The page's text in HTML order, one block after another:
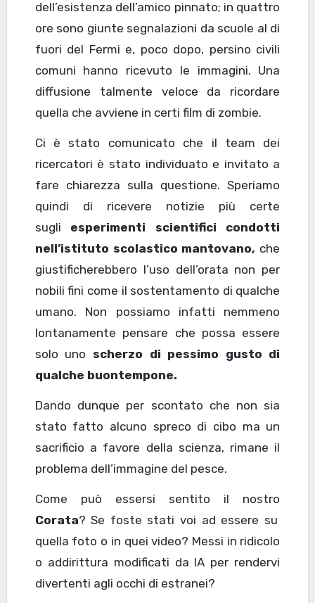
dell’esistenza dell’amico pinnato; in quattro
ore sono giunte segnalazioni da scuole al di
fuori del Fermi e, poco dopo, persino civili
comuni hanno ricevuto le immagini. Una
diffusione talmente veloce da ricordare
quella che avviene in certi film di zombie.
Ci è stato comunicato che il team dei
ricercatori è stato individuato e invitato a
fare chiarezza sulla questione. Speriamo
quindi di ricevere notizie più certe
sugli esperimenti scientifici condotti
nell’istituto scolastico mantovano, che
giustificherebbero l’uso dell’orata non per
nobili fini come il sostentamento di qualche
umano. Non possiamo infatti nemmeno
lontanamente pensare che possa essere
solo uno scherzo di pessimo gusto di
qualche buontempone.
Dando dunque per scontato che non sia
stato fatto alcuno spreco di cibo ma un
sacrificio a favore della scienza, rimane il
problema dell’immagine del pesce.
Come può essersi sentito il nostro
Corata? Se foste stati voi ad essere su
quella foto o in quei video? Messi in ridicolo
o addirittura modificati da IA per rendervi
divertenti agli occhi di estranei?